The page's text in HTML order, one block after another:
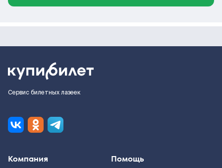
Сервис билетных лазеек
Компания Помощь